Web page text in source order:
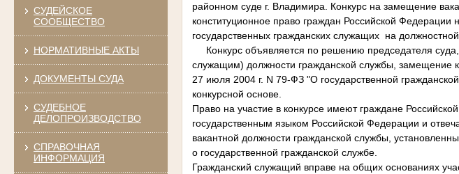
СУДЕЙСКОЕ
СООБЩЕСТВО
НОРМАТИВНЫЕ АКТЫ
ДОКУМЕНТЫ СУДА
СУДЕБНОЕ
ДЕЛОПРОИЗВОДСТВО
СПРАВОЧНАЯ
ИНФОРМАЦИЯ
районном суде г. Владимира. Конкурс на замещение
конституционное право граждан Российской Федерации
государственных гражданских служащих на
Конкурс объявляется по решению председателя
служащим) должности гражданской службы, замещение
27 июля 2004 г. N 79-ФЗ "О государственной
конкурсной основе.
Право на участие в конкурсе имеют граждане
государственным языком Российской Федерации и
вакантной должности гражданской службы,
о государственной гражданской службе.
Гражданский служащий вправе на общих основаниях